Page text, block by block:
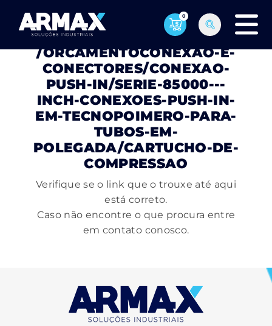
0
PÁGINA NÃO ENCONTRADA
/ORCAMENTOCONEXAO-E-
CONECTORES/CONEXAO-
PUSH-IN/SERIE-85000---
INCH-CONEXOES-PUSH-IN-
EM-TECNOPOIMERO-PARA-
TUBOS-EM-
POLEGADA/CARTUCHO-DE-
COMPRESSAO
Verifique se o link que o trouxe até aqui
está correto.
Caso não encontre o que procura entre
em contato conosco.